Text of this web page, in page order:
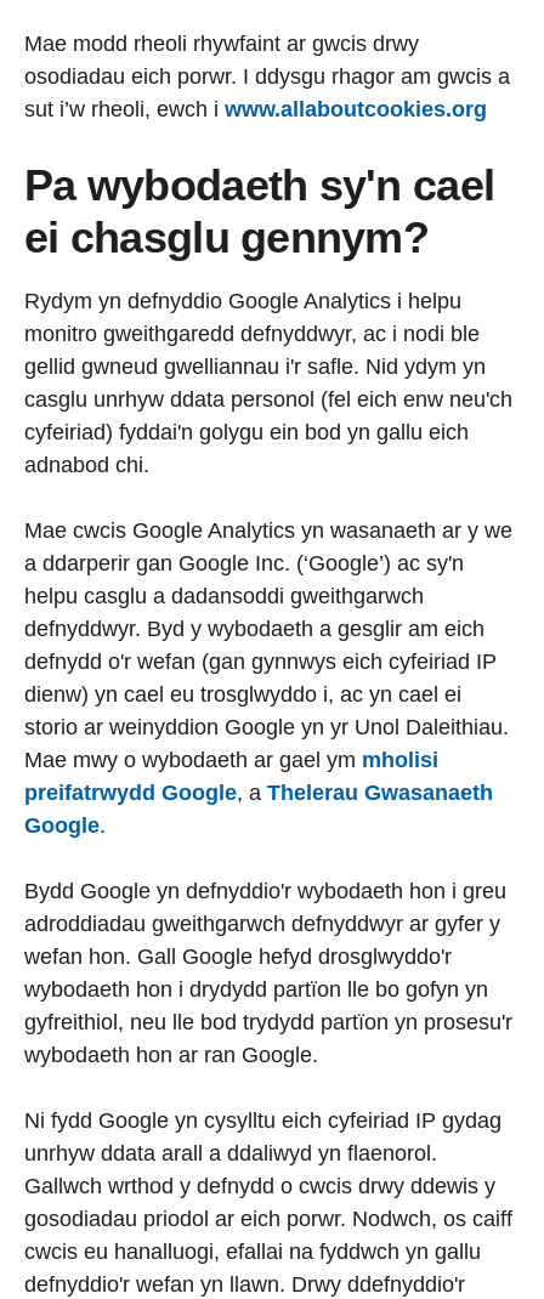
Mae modd rheoli rhywfaint ar gwcis drwy
osodiadau eich porwr. I ddysgu rhagor am gwcis a
sut i’w rheoli, ewch i www.allaboutcookies.org
Pa wybodaeth sy'n cael
ei chasglu gennym?
Rydym yn defnyddio Google Analytics i helpu
monitro gweithgaredd defnyddwyr, ac i nodi ble
gellid gwneud gwelliannau i'r safle. Nid ydym yn
casglu unrhyw ddata personol (fel eich enw neu'ch
cyfeiriad) fyddai'n golygu ein bod yn gallu eich
adnabod chi.
Mae cwcis Google Analytics yn wasanaeth ar y we
a ddarperir gan Google Inc. (‘Google’) ac sy'n
helpu casglu a dadansoddi gweithgarwch
defnyddwyr. Byd y wybodaeth a gesglir am eich
defnydd o'r wefan (gan gynnwys eich cyfeiriad IP
dienw) yn cael eu trosglwyddo i, ac yn cael ei
storio ar weinyddion Google yn yr Unol Daleithiau.
Mae mwy o wybodaeth ar gael ym mholisi
preifatrwydd Google, a Thelerau Gwasanaeth
Google.
Bydd Google yn defnyddio'r wybodaeth hon i greu
adroddiadau gweithgarwch defnyddwyr ar gyfer y
wefan hon. Gall Google hefyd drosglwyddo'r
wybodaeth hon i drydydd partïon lle bo gofyn yn
gyfreithiol, neu lle bod trydydd partïon yn prosesu'r
wybodaeth hon ar ran Google.
Ni fydd Google yn cysylltu eich cyfeiriad IP gydag
unrhyw ddata arall a ddaliwyd yn flaenorol.
Gallwch wrthod y defnydd o cwcis drwy ddewis y
gosodiadau priodol ar eich porwr. Nodwch, os caiff
cwcis eu hanalluogi, efallai na fyddwch yn gallu
defnyddio'r wefan yn llawn. Drwy ddefnyddio'r